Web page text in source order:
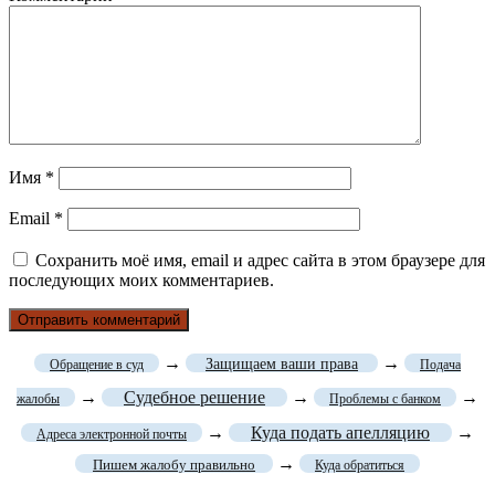
Имя *
Email *
Сохранить моё имя, email и адрес сайта в этом браузере для
последующих моих комментариев.
Обращение в суд → Защищаем ваши права → Подача
жалобы → Судебное решение → Проблемы с банком →
Адреса электронной почты → Куда подать апелляцию →
Пишем жалобу правильно → Куда обратиться